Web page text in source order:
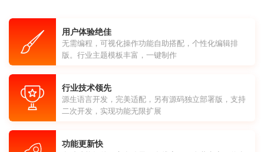
用户体验绝佳
无需编程，可视化操作功能自助搭配，个性化编辑排
版。行业主题模板丰富，一键制作
行业技术领先
源生语言开发，完美适配，另有源码独立部署版，支持
二次开发，实现功能无限扩展
功能更新快